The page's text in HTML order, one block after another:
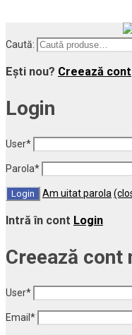
Caută:
Ești nou? Creează cont
Login
User*
Parola*
Am uitat parola
Intră în cont Login
Creează cont
User*
Email *